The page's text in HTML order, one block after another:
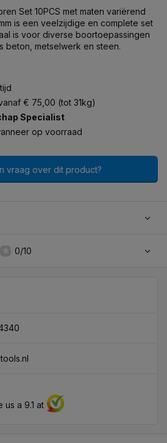
Set 10PCS met maten variërend
is een veelzijdige en complete set
is voor diverse boortoepassingen
beton, metselwerk en steen.
€ 75,00 (tot 31kg)
Specialist
op voorraad
vraag over dit product?
0/10
us a 9.1 at